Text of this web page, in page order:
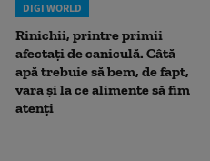
DIGI WORLD
Rinichii, printre primii
afectați de caniculă. Câtă
apă trebuie să bem, de fapt,
vara și la ce alimente să fim
atenți